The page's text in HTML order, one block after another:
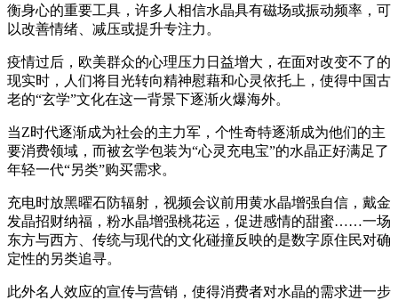
衡身心的重要工具，许多人相信水晶具有磁场或振动频率，可
以改善情绪、减压或提升专注力。
疫情过后，欧美群众的心理压力日益增大，在面对改变不了的
现实时，人们将目光转向精神慰藉和心灵依托上，使得中国古
老的“玄学”文化在这一背景下逐渐火爆海外。
当Z时代逐渐成为社会的主力军，个性奇特逐渐成为他们的主
要消费领域，而被玄学包装为“心灵充电宝”的水晶正好满足了
年轻一代“另类”购买需求。
充电时放黑曜石防辐射，视频会议前用黄水晶增强自信，戴金
发晶招财纳福，粉水晶增强桃花运，促进感情的甜蜜……一场
东方与西方、传统与现代的文化碰撞反映的是数字原住民对确
定性的另类追寻。
此外名人效应的宣传与营销，使得消费者对水晶的需求进一步